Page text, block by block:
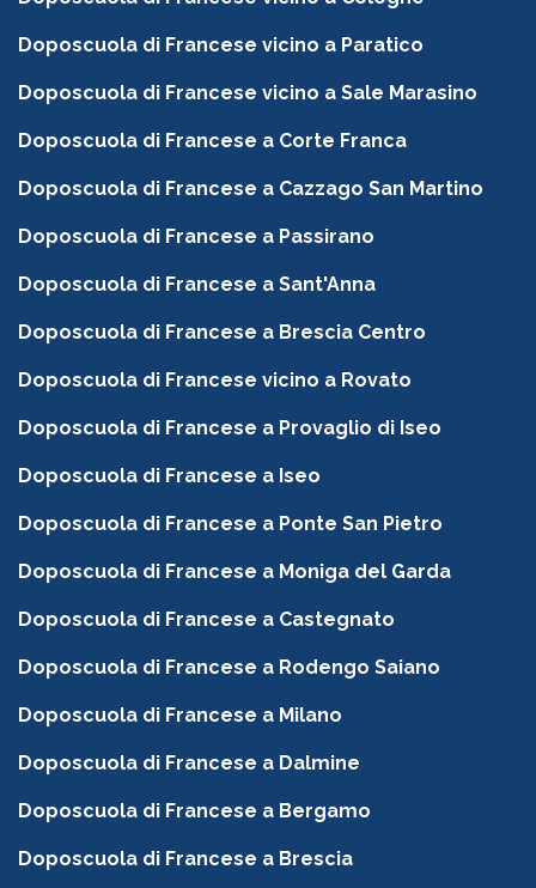
Doposcuola di Francese vicino a Paratico
Doposcuola di Francese vicino a Sale Marasino
Doposcuola di Francese a Corte Franca
Doposcuola di Francese a Cazzago San Martino
Doposcuola di Francese a Passirano
Doposcuola di Francese a Sant'Anna
Doposcuola di Francese a Brescia Centro
Doposcuola di Francese vicino a Rovato
Doposcuola di Francese a Provaglio di Iseo
Doposcuola di Francese a Iseo
Doposcuola di Francese a Ponte San Pietro
Doposcuola di Francese a Moniga del Garda
Doposcuola di Francese a Castegnato
Doposcuola di Francese a Rodengo Saiano
Doposcuola di Francese a Milano
Doposcuola di Francese a Dalmine
Doposcuola di Francese a Bergamo
Doposcuola di Francese a Brescia